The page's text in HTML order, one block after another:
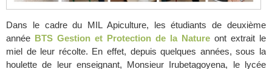
Dans le cadre du MIL Apiculture, les étudiants de deuxième
année BTS Gestion et Protection de la Nature ont extrait le
miel de leur récolte. En effet, depuis quelques années, sous la
houlette de leur enseignant, Monsieur Irubetagoyena, le lycée